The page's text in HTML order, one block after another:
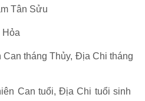
Tân Sửu
Hỏa
tháng Thủy, Địa Chi tháng
Can tuổi, Địa Chi tuổi sinh